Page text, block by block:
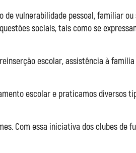
de vulnerabilidade pessoal, familiar ou
sociais, tais como se
escolar, assistência à
escolar e praticamos diversos
Com essa iniciativa dos clubes de